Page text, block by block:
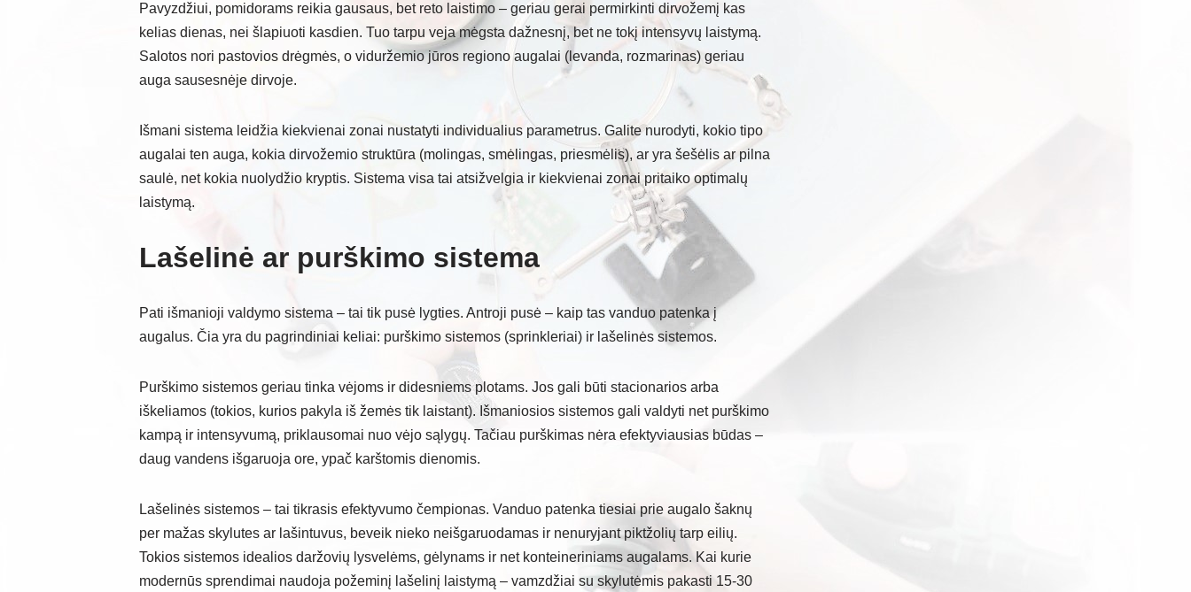
Pavyzdžiui, pomidorams reikia gausaus, bet reto laistimo – geriau gerai permirkinti dirvožemį kas
kelias dienas, nei šlapiuoti kasdien. Tuo tarpu veja mėgsta dažnesnį, bet ne tokį intensyvų laistymą.
Salotos nori pastovios drėgmės, o viduržemio jūros regiono augalai (levanda, rozmarinas) geriau
auga sausesnėje dirvoje.
Išmani sistema leidžia kiekvienai zonai nustatyti individualius parametrus. Galite nurodyti, kokio tipo
augalai ten auga, kokia dirvožemio struktūra (molingas, smėlingas, priesmėlis), ar yra šešėlis ar pilna
saulė, net kokia nuolydžio kryptis. Sistema visa tai atsižvelgia ir kiekvienai zonai pritaiko optimalų
laistymą.
Lašelinė ar purškimo sistema
Pati išmanioji valdymo sistema – tai tik pusė lygties. Antroji pusė – kaip tas vanduo patenka į
augalus. Čia yra du pagrindiniai keliai: purškimo sistemos (sprinkleriai) ir lašelinės sistemos.
Purškimo sistemos geriau tinka vėjoms ir didesniems plotams. Jos gali būti stacionarios arba
iškeliamos (tokios, kurios pakyla iš žemės tik laistant). Išmaniosios sistemos gali valdyti net purškimo
kampą ir intensyvumą, priklausomai nuo vėjo sąlygų. Tačiau purškimas nėra efektyviausias būdas –
daug vandens išgaruoja ore, ypač karštomis dienomis.
Lašelinės sistemos – tai tikrasis efektyvumo čempionas. Vanduo patenka tiesiai prie augalo šaknų
per mažas skylutes ar lašintuvus, beveik nieko neišgaruodamas ir nenuryjant piktžolių tarp eilių.
Tokios sistemos idealios daržovių lysvelėms, gėlynams ir net konteineriniams augalams. Kai kurie
modernūs sprendimai naudoja požeminį lašelinį laistymą – vamzdžiai su skylutėmis pakasti 15-30